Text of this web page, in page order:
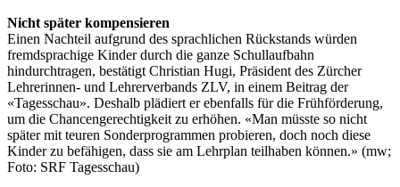
Nicht später kompensieren
Einen Nachteil aufgrund des sprachlichen Rückstands würden
fremdsprachige Kinder durch die ganze Schullaufbahn
hindurchtragen, bestätigt Christian Hugi, Präsident des Zürcher
Lehrerinnen- und Lehrerverbands ZLV, in einem Beitrag der
«Tagesschau». Deshalb plädiert er ebenfalls für die Frühförderung,
um die Chancengerechtigkeit zu erhöhen. «Man müsste so nicht
später mit teuren Sonderprogrammen probieren, doch noch diese
Kinder zu befähigen, dass sie am Lehrplan teilhaben können.» (mw;
Foto: SRF Tagesschau)